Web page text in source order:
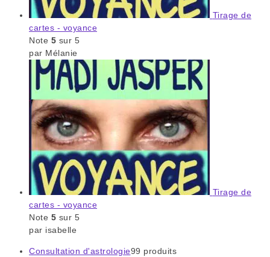
Tirage de
cartes - voyance
Note 5 sur 5
par Mélanie
Tirage de
cartes - voyance
Note 5 sur 5
par isabelle
Consultation d'astrologie99 produits